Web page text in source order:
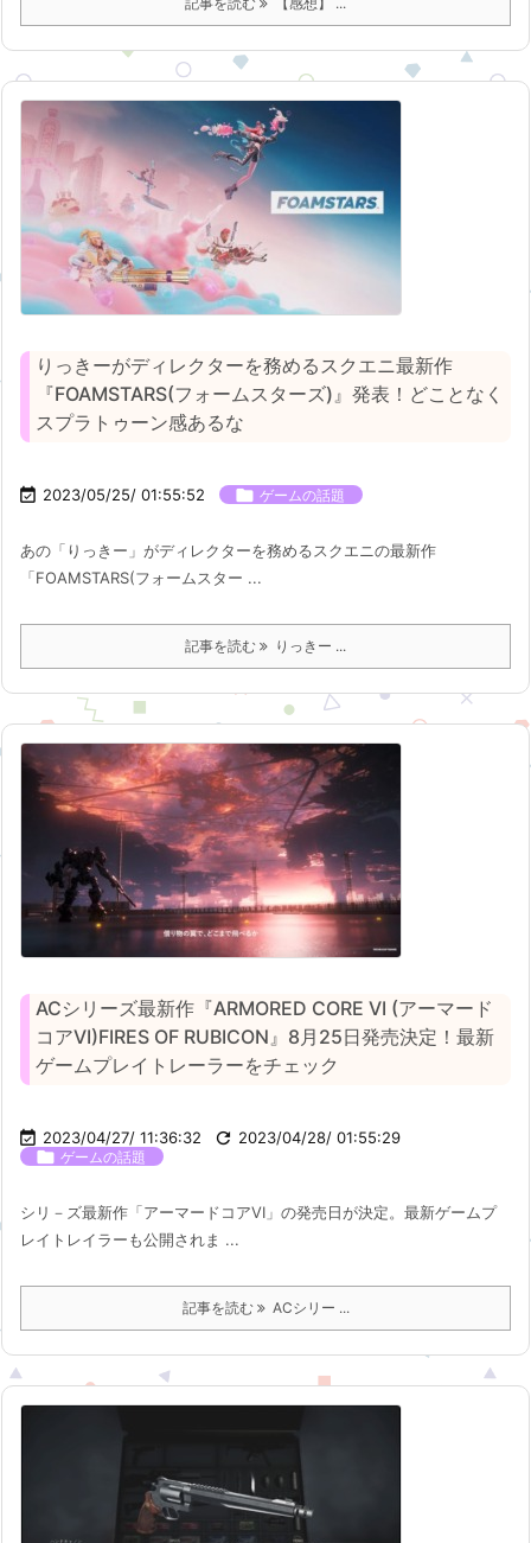
りっきーがディレクターを務めるスクエニ最新作
『FOAMSTARS(フォームスターズ)』発表！どことなく
スプラトゥーン感あるな
 2023/05/25/ 01:55:52  ゲームの話題
あの「りっきー」がディレクターを務めるスクエニの最新作
「FOAMSTARS(フォームスター ...
記事を読む りっきー ...
ACシリーズ最新作『ARMORED CORE VI (アーマード
コアVI)FIRES OF RUBICON』8月25日発売決定！最新
ゲームプレイトレーラーをチェック
 2023/04/27/ 11:36:32  2023/04/28/ 01:55:29
 ゲームの話題
シリ－ズ最新作「アーマードコアVI」の発売日が決定。最新ゲームプ
レイトレイラーも公開されま ...
記事を読む ACシリー ...